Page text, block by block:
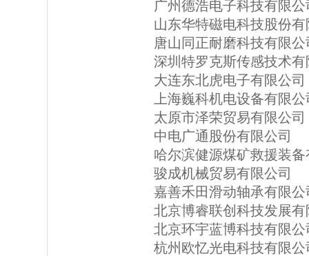
广州德浩电子科技有限公
山东华特磁电科技股份
唐山同正耐磨科技有限公
深圳特罗克斯传感技术有
大连东北虎电子有限公司
上海巍科机电设备有限公
太原市泽荣贸易有限公司
中电广通股份有限公司
哈尔滨健源煤矿救援装
骏成机械贸易有限公司
嘉善禾田滑动轴承有限公
北京博睿联创科技发展有
北京环宇蓝博科技有限公
杭州欧忆光电科技有限公